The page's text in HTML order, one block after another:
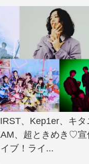
、Kep1er、キタ
、超ときめき♡宣
ブ！ライ...